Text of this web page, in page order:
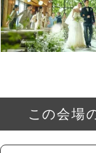
この会場